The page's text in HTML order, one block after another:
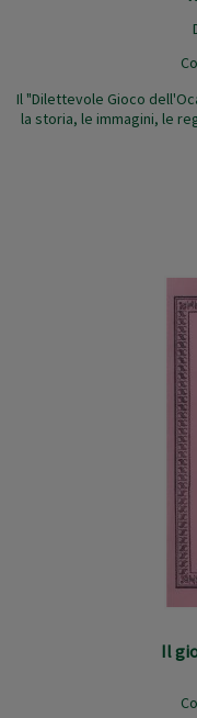
Il "Dilettevole Gioco
la storia, le immagini, le
Il